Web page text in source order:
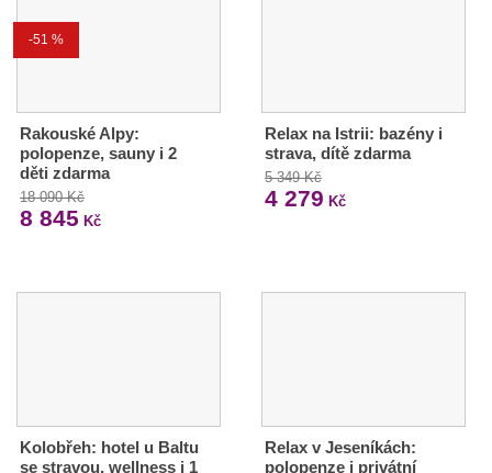
-51 %
Rakouské Alpy:
polopenze, sauny i 2
děti zdarma
18 090 Kč
8 845 Kč
Relax na Istrii: bazény i
strava, dítě zdarma
5 349 Kč
4 279 Kč
Kolobřeh: hotel u Baltu
se stravou, wellness i 1
Relax v Jeseníkách:
polopenze i privátní